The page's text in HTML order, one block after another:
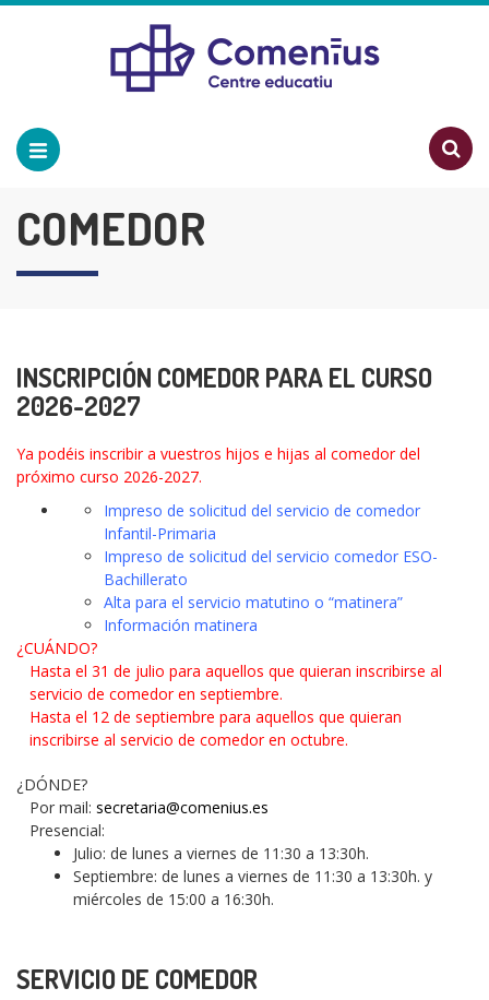
COMEDOR
INSCRIPCIÓN COMEDOR PARA EL CURSO
2026-2027
Ya podéis inscribir a vuestros hijos e hijas al comedor del
próximo curso 2026-2027.
Impreso de solicitud del servicio de comedor
Infantil-Primaria
Impreso de solicitud del servicio comedor ESO-
Bachillerato
Alta para el servicio matutino o “matinera”
Información matinera
¿CUÁNDO?
Hasta el 31 de julio para aquellos que quieran inscribirse al
servicio de comedor en septiembre.
Hasta el 12 de septiembre para aquellos que quieran
inscribirse al servicio de comedor en octubre.
¿DÓNDE?
Por mail: secretaria@comenius.es
Presencial:
Julio: de lunes a viernes de 11:30 a 13:30h.
Septiembre: de lunes a viernes de 11:30 a 13:30h. y
miércoles de 15:00 a 16:30h.
SERVICIO DE COMEDOR